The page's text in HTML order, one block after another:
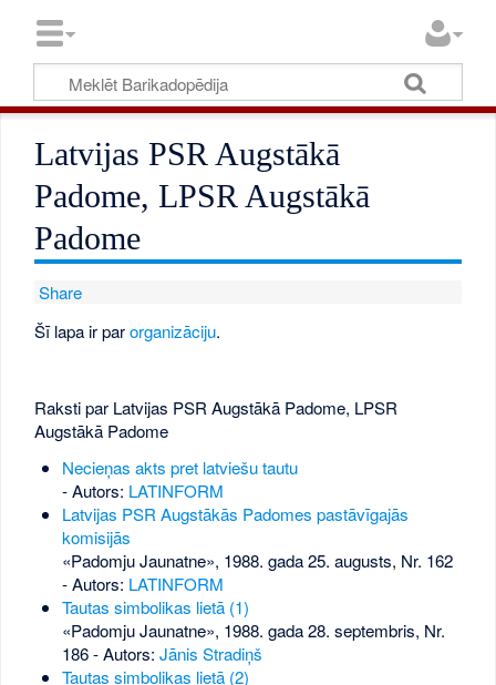
Latvijas PSR Augstākā
Padome, LPSR Augstākā
Padome
Share
Šī lapa ir parorganizāciju.
Raksti par Latvijas PSR Augstākā Padome, LPSR
Augstākā Padome
Necieņas akts pret latviešu tautu
- Autors: LATINFORM
Latvijas PSR Augstākās Padomes pastāvīgajās
komisijās
«Padomju Jaunatne», 1988. gada 25. augusts, Nr. 162
- Autors: LATINFORM
Tautas simbolikas lietā (1)
«Padomju Jaunatne», 1988. gada 28. septembris, Nr.
186- Autors: Jānis Stradiņš
Tautas simbolikas lietā (2)